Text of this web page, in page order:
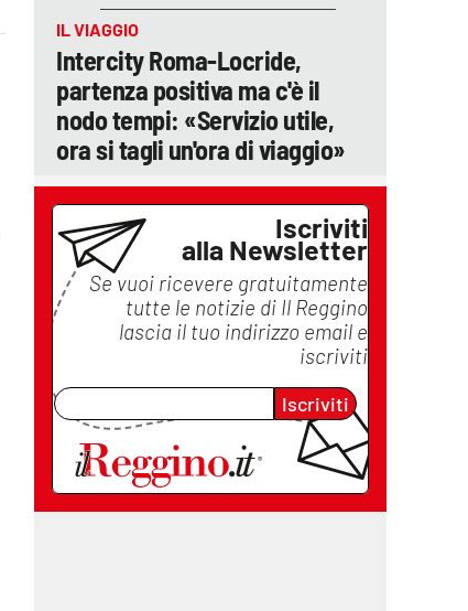
IL VIAGGIO
Intercity Roma-Locride,
partenza positiva ma c'è il
nodo tempi: «Servizio utile,
ora si tagli un'ora di viaggio»
Iscriviti
alla Newsletter
Se vuoi ricevere gratuitamente
tutte le notizie di Il Reggino
lascia il tuo indirizzo email e
iscriviti
Iscriviti